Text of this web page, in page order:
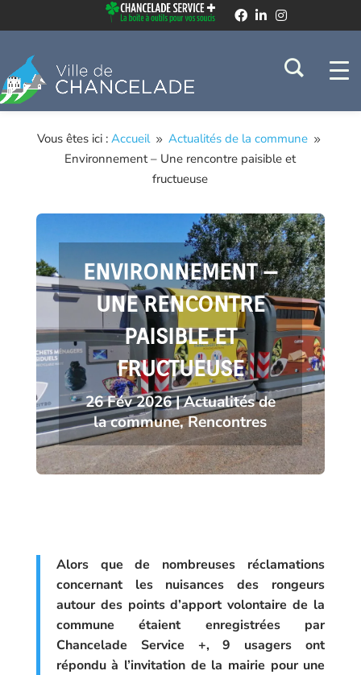
Vous êtes ici :Accueil 9 Actualités de la commune 9
Environnement – Une rencontre paisible et
fructueuse
ENVIRONNEMENT –
UNE RENCONTRE
PAISIBLE ET
FRUCTUEUSE
26 Fév 2026|Actualités de
la commune,Rencontres
Alors que de nombreuses réclamations
concernant les nuisances des rongeurs
autour des points d’apport volontaire de la
commune étaient enregistrées par
Chancelade Service +, 9 usagers ont
répondu à l’invitation de la mairie pour une